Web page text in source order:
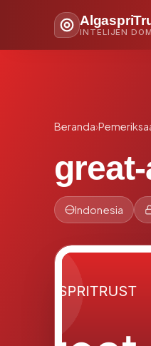
INTELIJEN
Beranda›
Indonesia